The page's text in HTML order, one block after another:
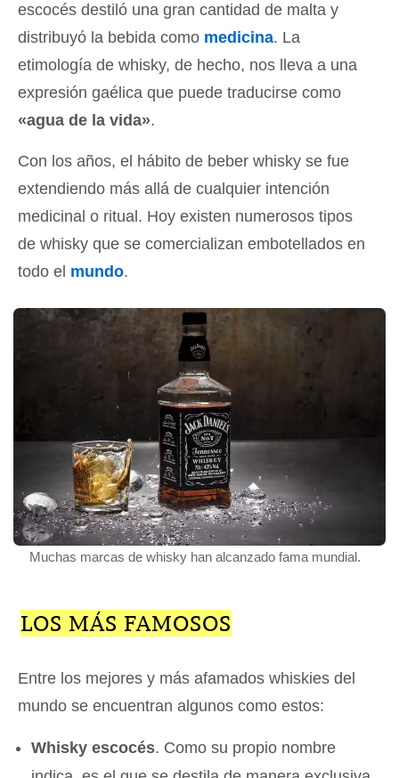
escocés destiló una gran cantidad de malta y
distribuyó la bebida como medicina. La
etimología de whisky, de hecho, nos lleva a una
expresión gaélica que puede traducirse como
«agua de la vida».
Con los años, el hábito de beber whisky se fue
extendiendo más allá de cualquier intención
medicinal o ritual. Hoy existen numerosos tipos
de whisky que se comercializan embotellados en
todo el mundo.
Muchas marcas de whisky han alcanzado fama mundial.
LOS MÁS FAMOSOS
Entre los mejores y más afamados whiskies del
mundo se encuentran algunos como estos:
Whisky escocés. Como su propio nombre